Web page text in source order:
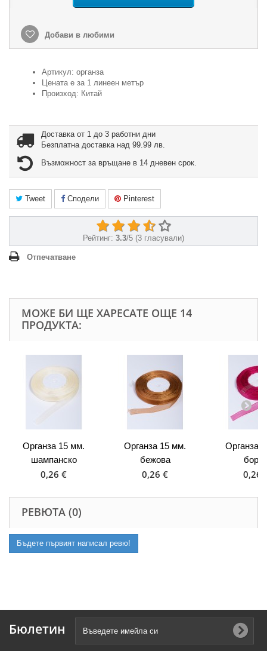
Добави в любими
Артикул: органза
Цената е за 1 линеен метър
Произход: Китай
Доставка от 1 до 3 работни дни
Безплатна доставка над 99.99 лв.
Възможност за връщане в 14 дневен срок.
Tweet Сподели Pinterest
Рейтинг: 3.3/5 (3 гласували)
Отпечатване
МОЖЕ БИ ЩЕ ХАРЕСАТЕ ОЩЕ 14
ПРОДУКТА:
Органза 15 мм.
шампанско
0,26 €
Органза 15 мм.
бежова
0,26 €
Органза
0,26
РЕВЮТА (0)
Бъдете първият написал ревю!
Бюлетин